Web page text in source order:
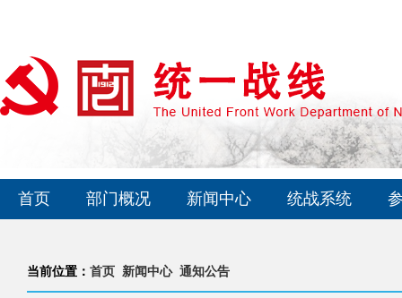
首页 部门概况 新闻中心 统战系统
当前位置： 首页 新闻中心 通知公告